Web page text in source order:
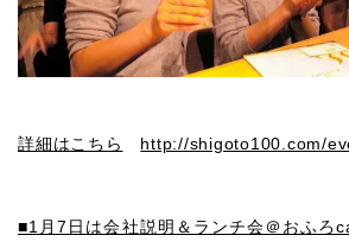
詳細はこちら http://shigoto100.com/
■1月7日は会社説明＆ランチ会＠おふろ